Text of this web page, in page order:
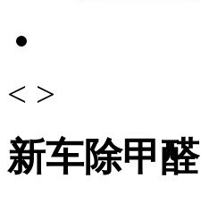
< >
新车除甲醛